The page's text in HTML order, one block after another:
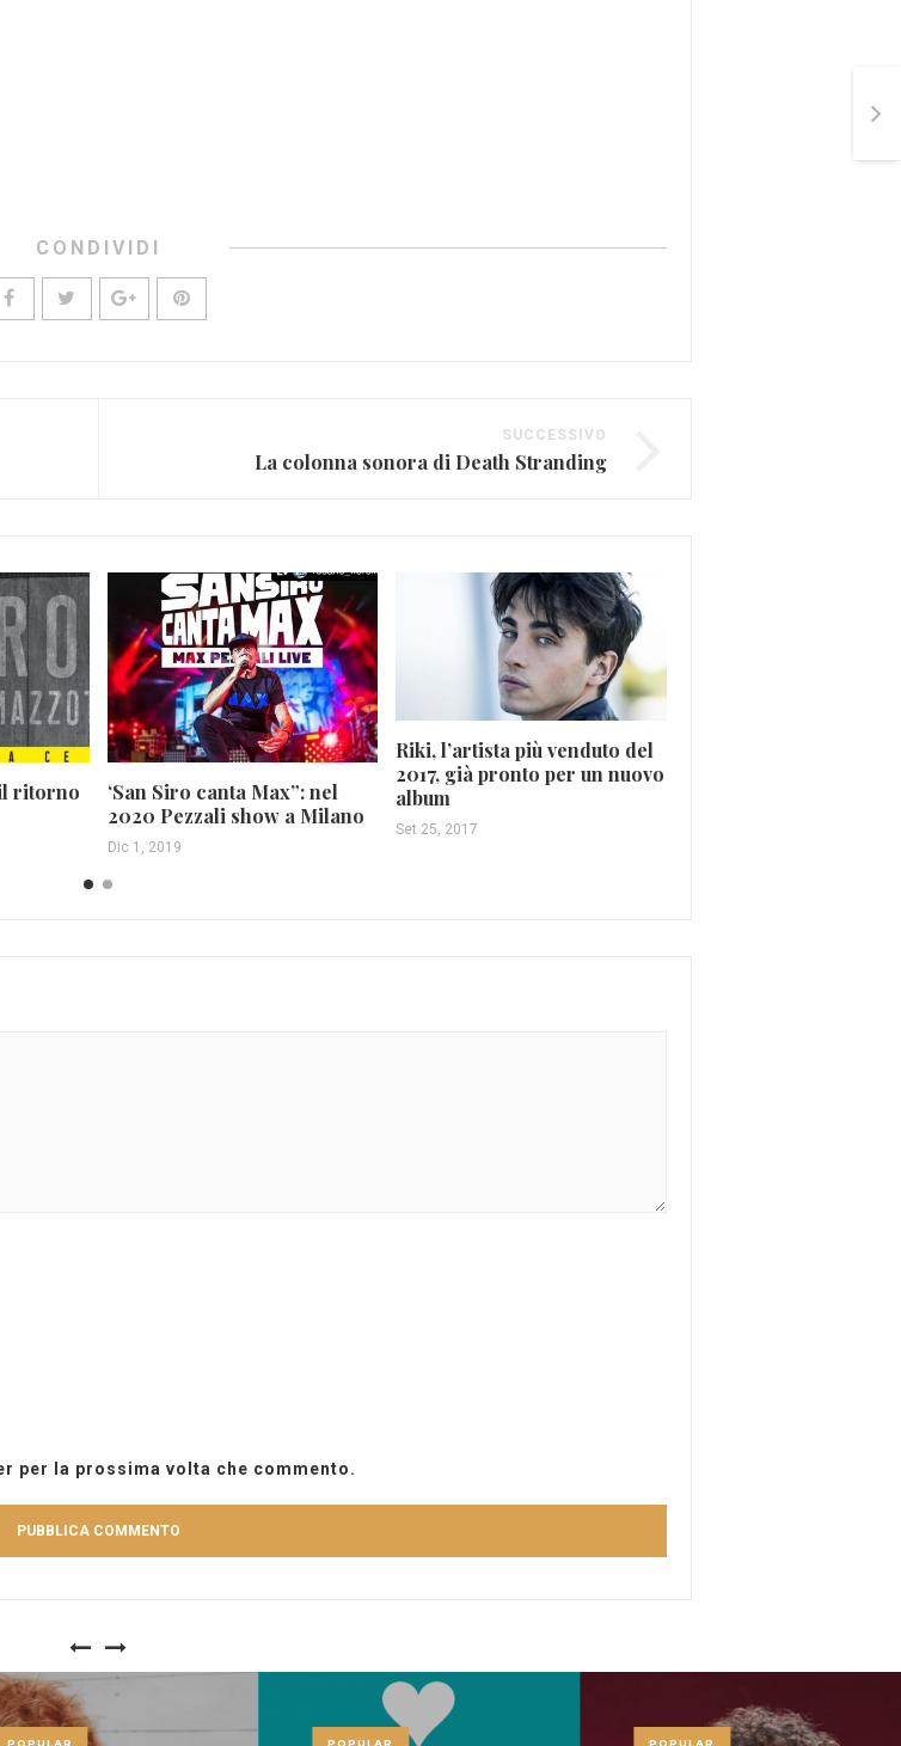
CONDIVIDI
SUCCESSIVO
La colonna sonora di Death Stranding
il ritorno
‘San Siro canta Max”: nel
2020 Pezzali show a Milano
Dic 1, 2019
Riki, l’artista più venduto del
2017, già pronto per un nuovo
album
Set 25, 2017
per la prossima volta che commento.
POPULAR POPULAR POPULAR